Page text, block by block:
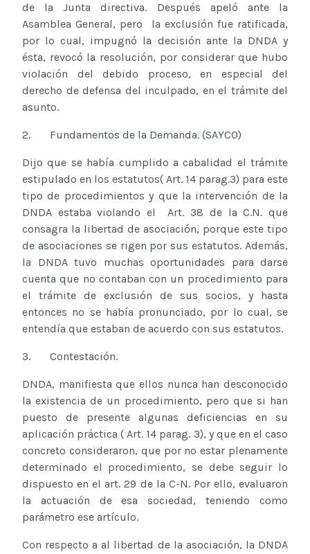
de la Junta directiva. Después apeló ante la
Asamblea General, pero la exclusión fue ratificada,
por lo cual, impugnó la decisión ante la DNDA y
ésta, revocó la resolución, por considerar que hubo
violación del debido proceso, en especial del
derecho de defensa del inculpado, en el trámite del
asunto.
2. Fundamentos de la Demanda. (SAYCO)
Dijo que se había cumplido a cabalidad el trámite
estipulado en los estatutos( Art. 14 parag.3) para este
tipo de procedimientos y que la intervención de la
DNDA estaba violando el Art. 38 de la C.N. que
consagra la libertad de asociación, porque este tipo
de asociaciones se rigen por sus estatutos. Además,
la DNDA tuvo muchas oportunidades para darse
cuenta que no contaban con un procedimiento para
el trámite de exclusión de sus socios, y hasta
entonces no se había pronunciado, por lo cual, se
entendía que estaban de acuerdo con sus estatutos.
3. Contestación.
DNDA, manifiesta que ellos nunca han desconocido
la existencia de un procedimiento, pero que si han
puesto de presente algunas deficiencias en su
aplicación práctica ( Art. 14 parag. 3), y que en el caso
concreto consideraron, que por no estar plenamente
determinado el procedimiento, se debe seguir lo
dispuesto en el art. 29 de la C-N. Por ello, evaluaron
la actuación de esa sociedad, teniendo como
parámetro ese artículo.
Con respecto a al libertad de la asociación, la DNDA